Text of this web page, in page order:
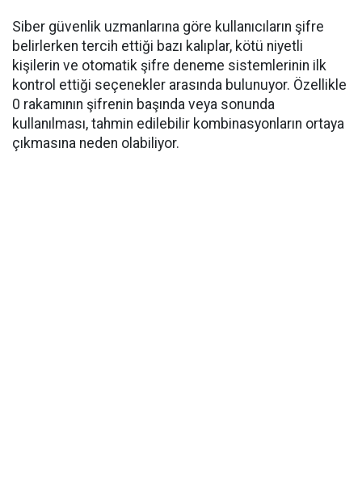
Siber güvenlik uzmanlarına göre kullanıcıların şifre
belirlerken tercih ettiği bazı kalıplar, kötü niyetli
kişilerin ve otomatik şifre deneme sistemlerinin ilk
kontrol ettiği seçenekler arasında bulunuyor. Özellikle
0 rakamının şifrenin başında veya sonunda
kullanılması, tahmin edilebilir kombinasyonların ortaya
çıkmasına neden olabiliyor.